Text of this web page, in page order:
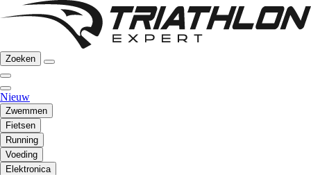
Zoeken
Nieuw
Zwemmen
Fietsen
Running
Voeding
Elektronica